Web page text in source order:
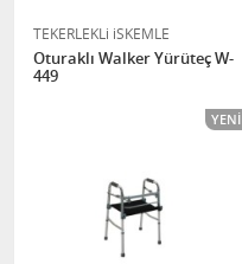
TEKERLEKLi iSKEMLE
Oturaklı Walker Yürüteç W-
449
YENI